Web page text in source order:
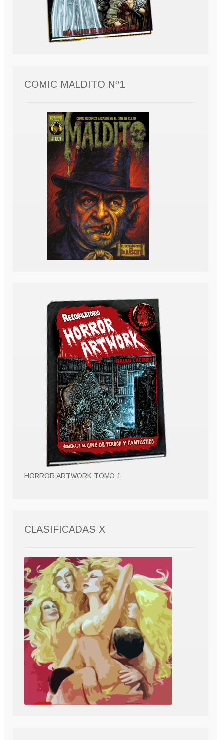
COMIC MALDITO Nº1
HORROR ARTWORK TOMO 1
CLASIFICADAS X